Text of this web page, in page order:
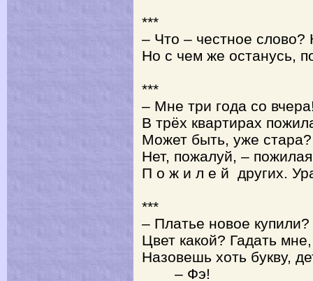
***
– Что – честное слово?
Но с чем же останусь,
***
– Мне три года со
В трёх квартирах
Может быть, уже стара?
Нет, пожалуй, –
П о ж и л е й других.
***
– Платье новое купили?
Цвет какой? Гадать
Назовешь хоть букву,
– Фэ!